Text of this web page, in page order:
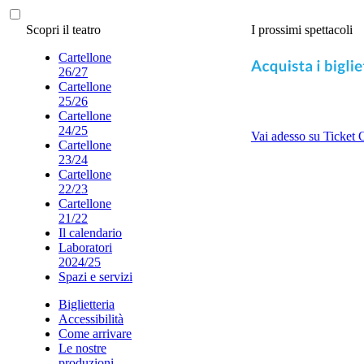
Scopri il teatro
Cartellone
26/27
Cartellone
25/26
Cartellone
24/25
Cartellone
23/24
Cartellone
22/23
Cartellone
21/22
Il calendario
Laboratori
2024/25
Spazi e servizi
Biglietteria
Accessibilità
Come arrivare
Le nostre
I prossimi spettacoli
Vai adesso su Ticket